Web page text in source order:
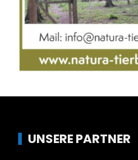
UNSERE PARTNER